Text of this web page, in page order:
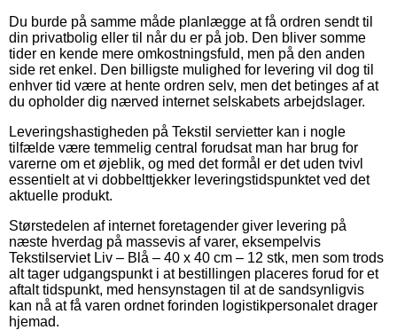
Du burde på samme måde planlægge at få ordren sendt til
din privatbolig eller til når du er på job. Den bliver somme
tider en kende mere omkostningsfuld, men på den anden
side ret enkel. Den billigste mulighed for levering vil dog til
enhver tid være at hente ordren selv, men det betinges af at
du opholder dig nærved internet selskabets arbejdslager.
Leveringshastigheden på Tekstil servietter kan i nogle
tilfælde være temmelig central forudsat man har brug for
varerne om et øjeblik, og med det formål er det uden tvivl
essentielt at vi dobbelttjekker leveringstidspunktet ved det
aktuelle produkt.
Størstedelen af internet foretagender giver levering på
næste hverdag på massevis af varer, eksempelvis
Tekstilserviet Liv – Blå – 40 x 40 cm – 12 stk, men som trods
alt tager udgangspunkt i at bestillingen placeres forud for et
aftalt tidspunkt, med hensynstagen til at de sandsynligvis
kan nå at få varen ordnet forinden logistikpersonalet drager
hjemad.